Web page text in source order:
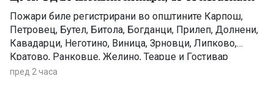
Пожари биле регистрирани во општините Карпош,
Петровец, Бутел, Битола, Богданци, Прилеп, Долнени,
Кавадарци, Неготино, Виница, Зрновци, Липково,
Кратово, Ранковце, Желино, Теарце и Гостивар
пред 2 часа